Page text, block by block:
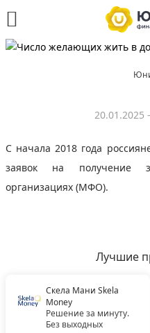
20.01.2025
C начала 2018 года
заявок на получение
организациях (МФО).
Лучшие
Скела Мани Skela
Money
Решение за минуту.
Без выходных